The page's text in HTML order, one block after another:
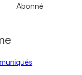
Abonné